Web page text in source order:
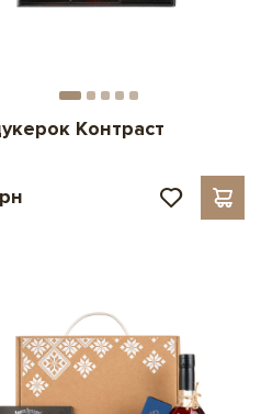
Контраст